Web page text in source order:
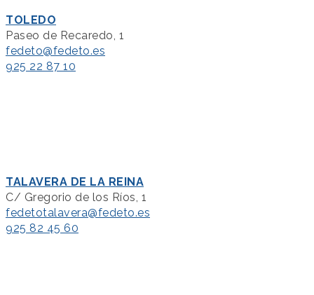
TOLEDO
Paseo de Recaredo, 1
fedeto@fedeto.es
925 22 87 10
TALAVERA DE LA REINA
C/ Gregorio de los Ríos, 1
fedetotalavera@fedeto.es
925 82 45 60